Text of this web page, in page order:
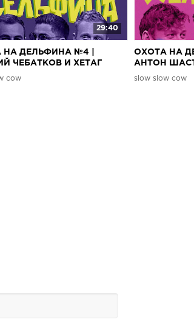
29:40
НА ДЕЛЬФИНА №4 |
ЧЕБАТКОВ И ХЕТАГ
cow
ОХОТА НА
АНТОН
slow slow cow